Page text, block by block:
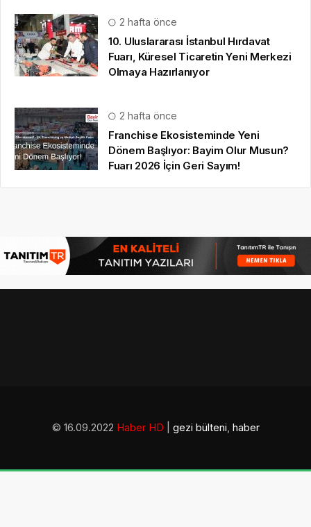
2 hafta önce
10. Uluslararası İstanbul Hırdavat
Fuarı, Küresel Ticaretin Yeni Merkezi
Olmaya Hazırlanıyor
2 hafta önce
Franchise Ekosisteminde Yeni
Dönem Başlıyor: Bayim Olur Musun?
Fuarı 2026 İçin Geri Sayım!
© 16.09.2022 Haber HD gezi bülteni, haber